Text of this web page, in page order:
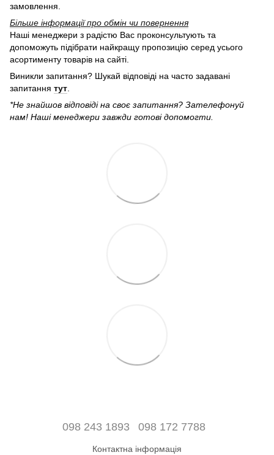
замовлення.
Більше інформації про обмін чи повернення
Наші менеджери з радістю Вас проконсультують та
допоможуть підібрати найкращу пропозицію серед усього
асортименту товарів на сайті.
Виникли запитання? Шукай відповіді на часто задавані
запитання тут
*Не знайшов відповіді на своє запитання? Зателефонуй
нам! Наші менеджери завжди готові допомогти.
098 243 1893 098 172 7788
Контактна інформація